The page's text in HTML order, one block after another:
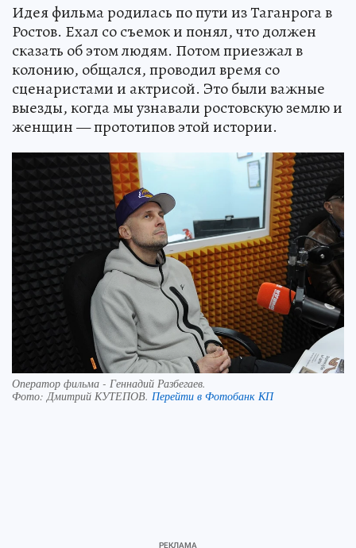
Идея фильма родилась по пути из Таганрога в
Ростов. Ехал со съемок и понял, что должен
сказать об этом людям. Потом приезжал в
колонию, общался, проводил время со
сценаристами и актрисой. Это были важные
выезды, когда мы узнавали ростовскую землю и
женщин — прототипов этой истории.
Оператор фильма - Геннадий Разбегаев.
Фото: Дмитрий КУТЕПОВ. Перейти в Фотобанк КП